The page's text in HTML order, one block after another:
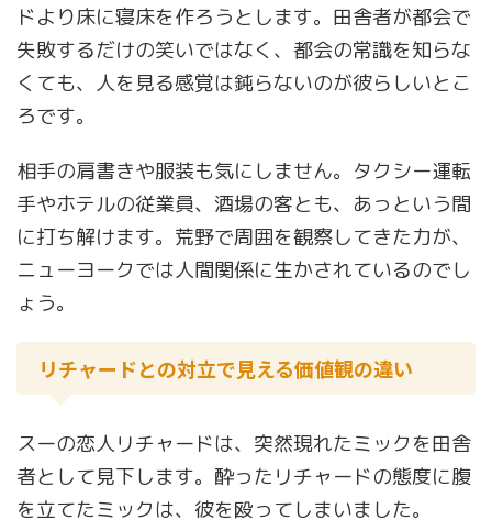
ドより床に寝床を作ろうとします。田舎者が都会で
失敗するだけの笑いではなく、都会の常識を知らな
くても、人を見る感覚は鈍らないのが彼らしいとこ
ろです。
相手の肩書きや服装も気にしません。タクシー運転
手やホテルの従業員、酒場の客とも、あっという間
に打ち解けます。荒野で周囲を観察してきた力が、
ニューヨークでは人間関係に生かされているのでし
ょう。
リチャードとの対立で見える価値観の違い
スーの恋人リチャードは、突然現れたミックを田舎
者として見下します。酔ったリチャードの態度に腹
を立てたミックは、彼を殴ってしまいました。